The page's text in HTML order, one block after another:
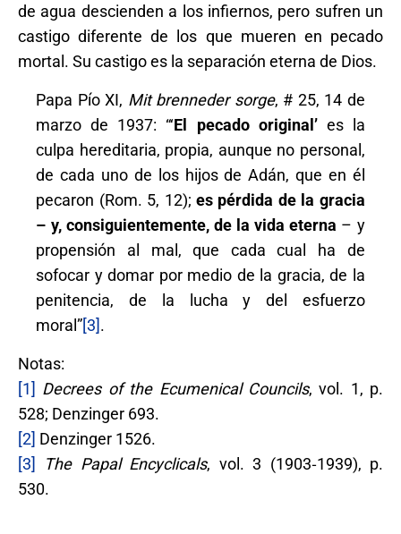
de agua descienden a los infiernos, pero sufren un
castigo diferente de los que mueren en pecado
mortal. Su castigo es la separación eterna de Dios.
Papa Pío XI, Mit brenneder sorge, # 25, 14 de
marzo de 1937: “‘El pecado original’es la
culpa hereditaria, propia, aunque no personal,
de cada uno de los hijos de Adán, que en él
pecaron (Rom. 5, 12); es pérdida de la gracia
– y, consiguientemente, de la vida eterna – y
propensión al mal, que cada cual ha de
sofocar y domar por medio de la gracia, de la
penitencia, de la lucha y del esfuerzo
moral”[3].
Notas:
[1] Decrees of the Ecumenical Councils, vol. 1, p.
528; Denzinger 693.
[2] Denzinger 1526.
[3]
The Papal Encyclicals, vol. 3 (1903‐1939), p.
530.